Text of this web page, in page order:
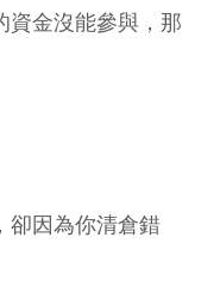
資金沒能參與，那
卻因為你清倉錯